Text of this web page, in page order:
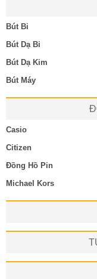
Bút Bi
Bút Dạ Bi
Bút Dạ Kim
Bút Máy
Casio
Citizen
Đồng Hồ Pin
Michael Kors